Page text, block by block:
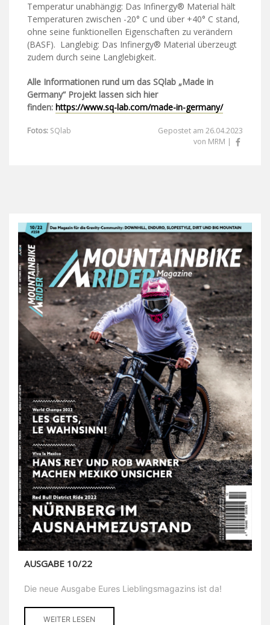
Temperatur unabhängig: Das Infinergy® Material hält
Temperaturen zwischen -20° C und über +40° C stand,
ohne seine funktionellen Eigenschaften zu verändern
(BASF). Langlebig: Das Infinergy® Material überzeugt
zudem durch seine Langlebigkeit.
Alle Informationen rund um das SQlab „Made in
Germany“ Projekt lassen sich hier
finden: https://www.sq-lab.com/made-in-germany/
Fotos: SQlab
Gepostet am 26.04.2023
von MRM |
AUSGABE 10/22
Die neue Ausgabe Eures Lieblingsmagazins ist da!
WEITER LESEN